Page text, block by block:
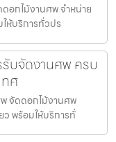
อกไม้งานศพ จำหน่าย
ห้บริการทั่วปร
รับจัดงานศพ ครบ
ศ
จัดดอกไม้งานศพ
ว พร้อมให้บริการทั่